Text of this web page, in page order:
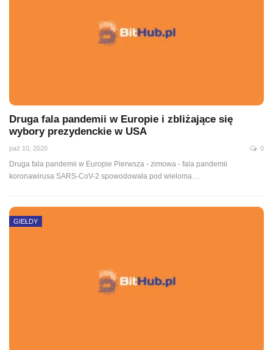
Druga fala pandemii w Europie i zbliżające się
wybory prezydenckie w USA
paź 10, 2020 0
Druga fala pandemii w Europie Pierwsza - zimowa - fala pandemii
koronawirusa SARS-CoV-2 spowodowała pod wieloma…
GIEŁDY